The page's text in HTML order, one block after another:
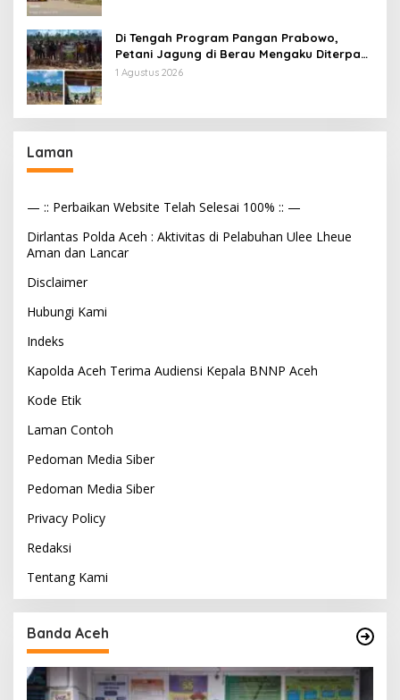
Di Tengah Program Pangan Prabowo,
Petani Jagung di Berau Mengaku Diterpa
Tekanan Aparat
1 Agustus 2026
Laman
— :: Perbaikan Website Telah Selesai 100% :: —
Dirlantas Polda Aceh : Aktivitas di Pelabuhan Ulee Lheue
Aman dan Lancar
Disclaimer
Hubungi Kami
Indeks
Kapolda Aceh Terima Audiensi Kepala BNNP Aceh
Kode Etik
Laman Contoh
Pedoman Media Siber
Pedoman Media Siber
Privacy Policy
Redaksi
Tentang Kami
Banda Aceh